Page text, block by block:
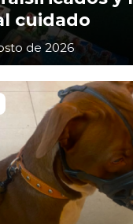
cuidado
de 2026